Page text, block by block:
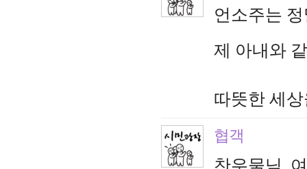
언소주는
제 아내와
따뜻한 세상
협객
찬우물님,